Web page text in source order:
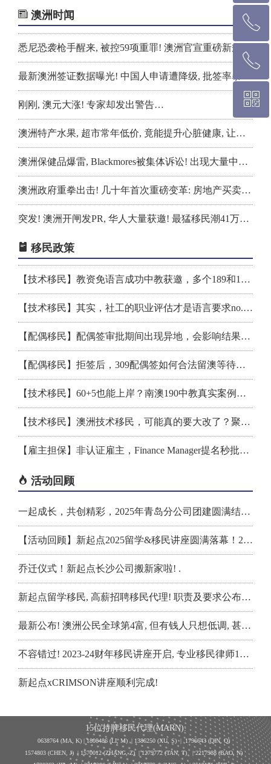
恭喜**Wu获得482签证！！
恭喜**Pang获得482签证！！
恭喜**Cai获得407签证！！
恭喜**Wu获得190签证！！
恭喜**Guo获得189签证！！
恭喜**Cai获得820/801签证！！
恭喜**Wu获得186签证！！
恭喜**Qin获得190签证！！
恭喜**Wei获得482签证！！
恭喜**Yu获得802签证！！
恭喜**Jiang 186DE提名获批！！
恭喜**Bu获得189签证！！
恭喜**Wang获得888签证！！
澳洲时闻
悉尼恐袭枪手醒来, 被控59项重罪! 澳洲官宣重磅新规! 内阁已达成一致, 大规模整顿升级
刚刚, 澳元大涨! 专家却发出警告…
澳洲移民内幕曝光: 不用紧盯这个数! 移民局都没透露
政府官宣: 11月开始, 澳洲人最关心的三件事, 已经全部搞定!
重磅! 政府官宣: 全部免费! 所有人起立欢呼
移民政策
【技术移民】五年陪伴，我带她获邀北领地190!
【配偶移民】配偶签最后一步：关系“承诺与持续性”怎么证明？
【技术移民】截至三月底，189三宝排队数据：四大热门职业到底有多卷？
【案例分享】学生签被拒，靠这步“离境操作”成功拿下461签证！
【技术移民】教资豁免 7788 的中教职业评估，为什么很多 DIY 会失败？
【澳洲签证】MIA第四季度会议纪要：雇主担保分流处理，学生签证分三档，配偶签证稳中有序！
活动回顾
一起成长，共创精彩，2025年青岛分公司团建圆满结束~
【活动回顾】新起点2025留学&移民讲座圆满落幕！200+人现场聆听，两天两场重磅分享，信息干货满满！
乔迁仪式！新起点长沙公司搬新家啦! .
新起点留学移民, 高薪招聘移民代理! 职责及要求公布, 期待您的加入
最新公布! 澳洲公民全球第4富, 但有钱人只想低调, 甚至连子女都不告诉
不容错过! 2023-24财年移民讲座开启, 专业移民律师1对1线下咨询!
新起点xCRIMSON讲座顺利完成!
塔州第一轮邀请战况！境外OSOP爆冷成黑马，餐厅经理重回TOSOL清单
15位持牌移民代理(MARN):
0638764 (MA, K) |1808486 (LI, M) | 1386250 (XU, S)| 1796643 (QIN, Q)
1574803 (CHEN, J) | 1570012 (ZHANG, Z) | 1279772 (TAN, T) | 2217988 (BAO, N)
墨尔本热线 1300 039 646
ꂅ
悉 尼 热线 02 9282 9836
ꂅ
布里斯班热线 0426 456 158
ꀥ
微信二维码